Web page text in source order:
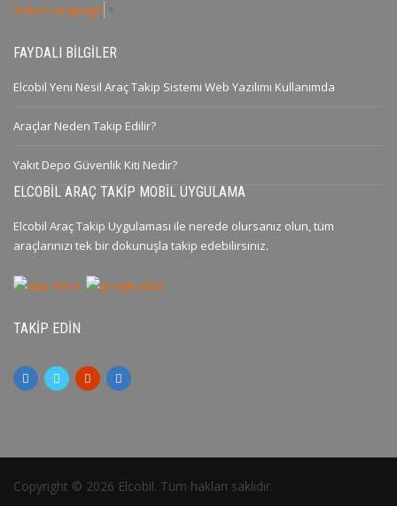
Select Language
FAYDALI BILGILER
Elcobil Yeni Nesil Araç Takip Sistemi Web Yazılımı Kullanımda
Araçlar Neden Takip Edilir?
Yakıt Depo Güvenlik Kiti Nedir?
ELCOBIL ARAÇ TAKIP MOBIL UYGULAMA
Elcobil Araç Takip Uygulaması ile nerede olursanız olun, tüm
araçlarınızı tek bir dokunuşla takip edebilirsiniz.
TAKIP EDIN
Copyright © 2026 Elcobil. Tüm hakları saklıdır.